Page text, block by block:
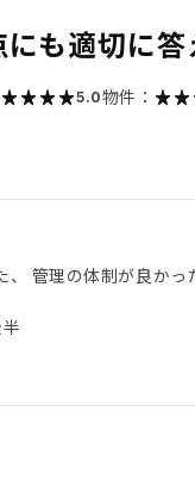
も適切に答
5.0物件：
、 管理の体制が良かっ